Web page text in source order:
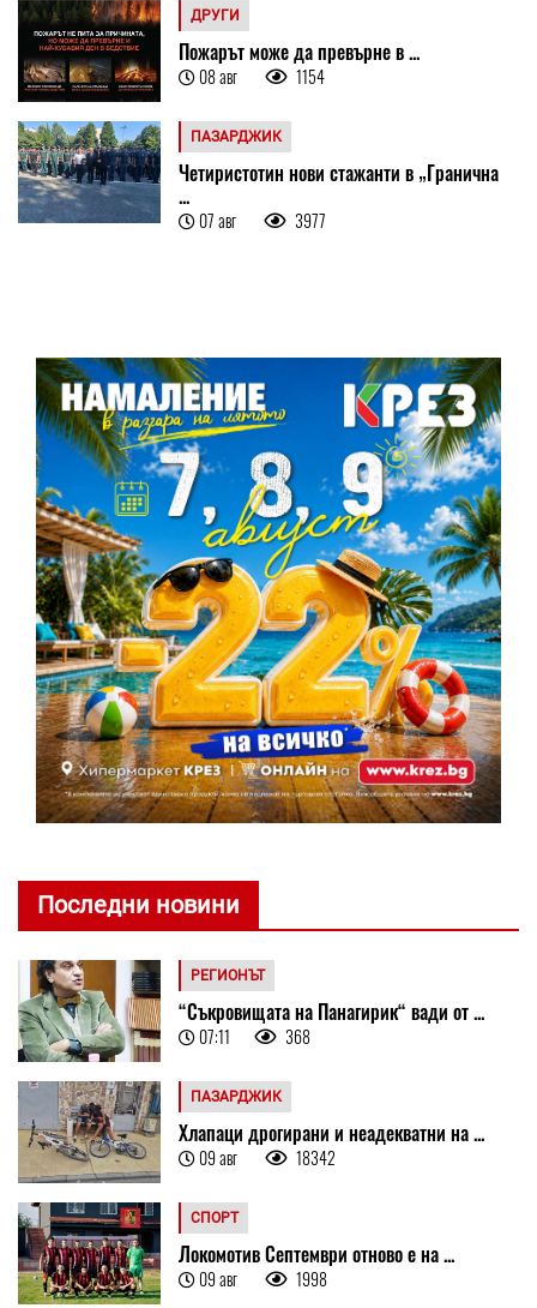
ДРУГИ
Пожарът може да превърне в ...
08 авг 1154
ПАЗАРДЖИК
Четиристотин нови стажанти в „Гранична
...
07 авг 3977
Последни новини
РЕГИОНЪТ
“Съкровищата на Панагирик“ вади от ...
07:11 368
ПАЗАРДЖИК
Хлапаци дрогирани и неадекватни на ...
09 авг 18342
СПОРТ
Локомотив Септември отново е на ...
09 авг 1998